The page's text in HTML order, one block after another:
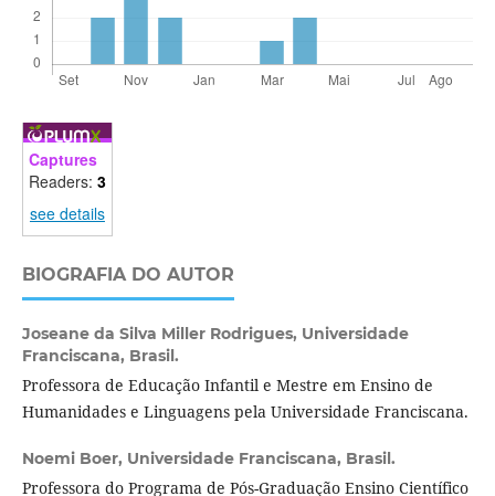
Captures
Readers: 3
see details
BIOGRAFIA DO AUTOR
Joseane da Silva Miller Rodrigues, Universidade
Franciscana, Brasil.
Professora de Educação Infantil e Mestre em Ensino de
Humanidades e Linguagens pela Universidade Franciscana.
Noemi Boer, Universidade Franciscana, Brasil.
Professora do Programa de Pós-Graduação Ensino Científico